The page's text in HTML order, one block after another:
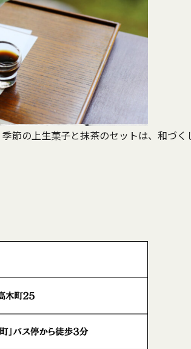
節の上生菓子と抹茶のセットは、和づく